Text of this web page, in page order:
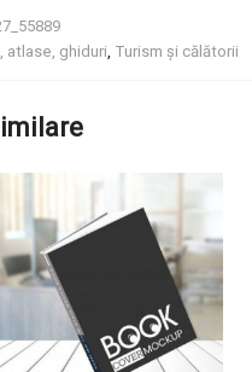
atlase, ghiduri Turism și călătorii